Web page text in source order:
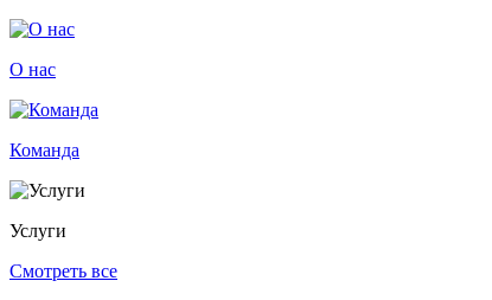
О нас
Команда
Услуги
Смотреть все